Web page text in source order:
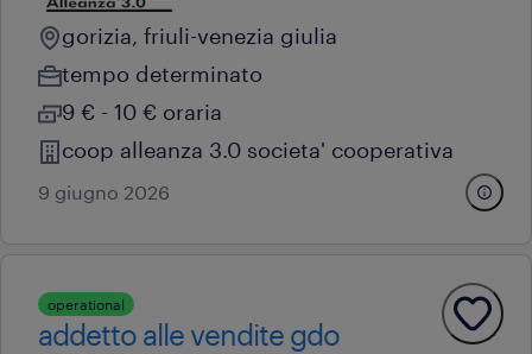
gorizia, friuli-venezia giulia
tempo determinato
9 € - 10 € oraria
coop alleanza 3.0 societa' cooperativa
9 giugno 2026
operational
addetto alle vendite gdo